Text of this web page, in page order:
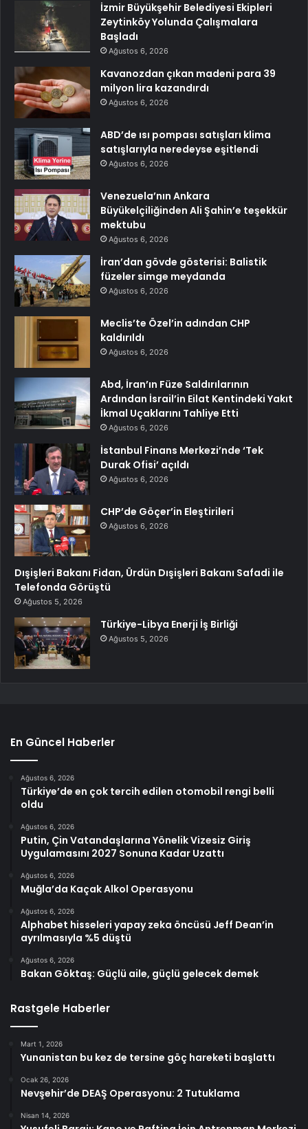
İzmir Büyükşehir Belediyesi Ekipleri
Zeytinköy Yolunda Çalışmalara
Başladı
Ağustos 6, 2026
Kavanozdan çıkan madeni para 39
milyon lira kazandırdı
Ağustos 6, 2026
ABD’de ısı pompası satışları klima
satışlarıyla neredeyse eşitlendi
Ağustos 6, 2026
Venezuela’nın Ankara
Büyükelçiliğinden Ali Şahin’e teşekkür
mektubu
Ağustos 6, 2026
İran’dan gövde gösterisi: Balistik
füzeler simge meydanda
Ağustos 6, 2026
Meclis’te Özel’in adından CHP
kaldırıldı
Ağustos 6, 2026
Abd, İran’ın Füze Saldırılarının
Ardından İsrail’in Eilat Kentindeki Yakıt
İkmal Uçaklarını Tahliye Etti
Ağustos 6, 2026
İstanbul Finans Merkezi’nde ‘Tek
Durak Ofisi’ açıldı
Ağustos 6, 2026
CHP’de Göçer’in Eleştirileri
Ağustos 6, 2026
Dışişleri Bakanı Fidan, Ürdün Dışişleri Bakanı Safadi ile
Telefonda Görüştü
Ağustos 5, 2026
Türkiye-Libya Enerji İş Birliği
Ağustos 5, 2026
En Güncel Haberler
Ağustos 6, 2026
Türkiye’de en çok tercih edilen otomobil rengi belli
oldu
Ağustos 6, 2026
Putin, Çin Vatandaşlarına Yönelik Vizesiz Giriş
Uygulamasını 2027 Sonuna Kadar Uzattı
Ağustos 6, 2026
Muğla’da Kaçak Alkol Operasyonu
Ağustos 6, 2026
Alphabet hisseleri yapay zeka öncüsü Jeff Dean’in
ayrılmasıyla %5 düştü
Ağustos 6, 2026
Bakan Göktaş: Güçlü aile, güçlü gelecek demek
Rastgele Haberler
Mart 1, 2026
Yunanistan bu kez de tersine göç hareketi başlattı
Ocak 26, 2026
Nevşehir’de DEAŞ Operasyonu: 2 Tutuklama
Nisan 14, 2026